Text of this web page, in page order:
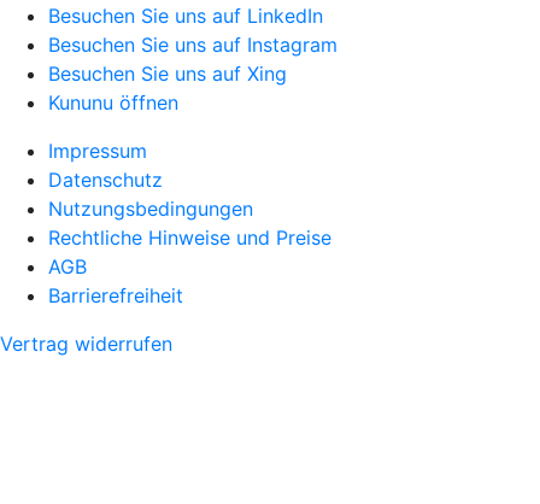
Besuchen Sie uns auf LinkedIn
Besuchen Sie uns auf Instagram
Besuchen Sie uns auf Xing
Kununu öffnen
Impressum
Datenschutz
Nutzungsbedingungen
Rechtliche Hinweise und Preise
AGB
Barrierefreiheit
Vertrag widerrufen